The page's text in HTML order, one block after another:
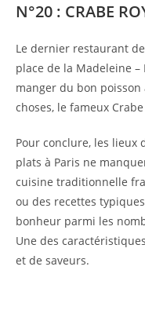
N°20 : CRABE
Le dernier restaurant
place de la Madeleine –
manger du bon
choses, le fameux
Pour conclure, les lieux
plats à Paris ne
cuisine traditionnelle
ou des recettes
bonheur parmi les
Une des
et de saveurs.